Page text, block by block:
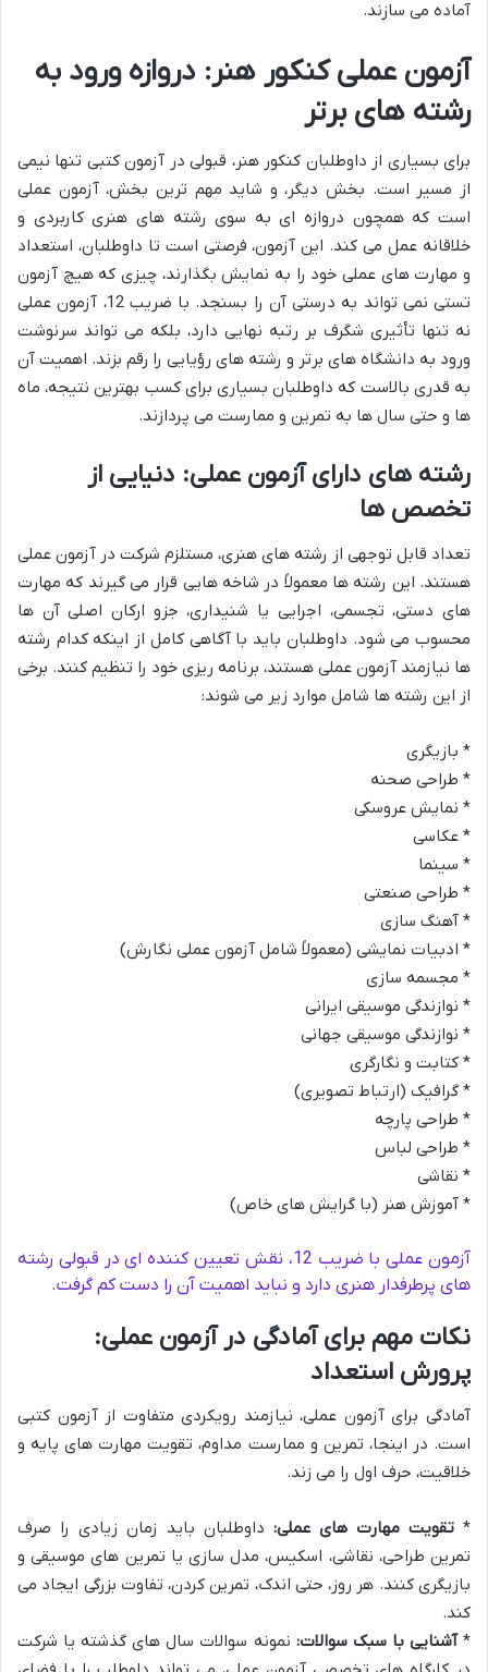
آماده می سازند.
آزمون عملی کنکور هنر: دروازه ورود به
رشته های برتر
برای بسیاری از داوطلبان کنکور هنر، قبولی در آزمون کتبی تنها نیمی
از مسیر است. بخش دیگر، و شاید مهم ترین بخش، آزمون عملی
است که همچون دروازه ای به سوی رشته های هنری کاربردی و
خلاقانه عمل می کند. این آزمون، فرصتی است تا داوطلبان، استعداد
و مهارت های عملی خود را به نمایش بگذارند، چیزی که هیچ آزمون
تستی نمی تواند به درستی آن را بسنجد. با ضریب 12، آزمون عملی
نه تنها تأثیری شگرف بر رتبه نهایی دارد، بلکه می تواند سرنوشت
ورود به دانشگاه های برتر و رشته های رؤیایی را رقم بزند. اهمیت آن
به قدری بالاست که داوطلبان بسیاری برای کسب بهترین نتیجه، ماه
ها و حتی سال ها به تمرین و ممارست می پردازند.
رشته های دارای آزمون عملی: دنیایی از
تخصص ها
تعداد قابل توجهی از رشته های هنری، مستلزم شرکت در آزمون عملی
هستند. این رشته ها معمولاً در شاخه هایی قرار می گیرند که مهارت
های دستی، تجسمی، اجرایی یا شنیداری، جزو ارکان اصلی آن ها
محسوب می شود. داوطلبان باید با آگاهی کامل از اینکه کدام رشته
ها نیازمند آزمون عملی هستند، برنامه ریزی خود را تنظیم کنند. برخی
از این رشته ها شامل موارد زیر می شوند:
* بازیگری
* طراحی صحنه
* نمایش عروسکی
* عکاسی
* سینما
* طراحی صنعتی
* آهنگ سازی
* ادبیات نمایشی (معمولاً شامل آزمون عملی نگارش)
* مجسمه سازی
* نوازندگی موسیقی ایرانی
* نوازندگی موسیقی جهانی
* کتابت و نگارگری
* گرافیک (ارتباط تصویری)
* طراحی پارچه
* طراحی لباس
* نقاشی
* آموزش هنر (با گرایش های خاص)
آزمون عملی با ضریب 12، نقش تعیین کننده ای در قبولی رشته
های پرطرفدار هنری دارد و نباید اهمیت آن را دست کم گرفت.
نکات مهم برای آمادگی در آزمون عملی:
پرورش استعداد
آمادگی برای آزمون عملی، نیازمند رویکردی متفاوت از آزمون کتبی
است. در اینجا، تمرین و ممارست مداوم، تقویت مهارت های پایه و
خلاقیت، حرف اول را می زند.
* تقویت مهارت های عملی: داوطلبان باید زمان زیادی را صرف
تمرین طراحی، نقاشی، اسکیس، مدل سازی یا تمرین های موسیقی و
بازیگری کنند. هر روز، حتی اندک، تمرین کردن، تفاوت بزرگی ایجاد می
کند.
*آشنایی با سبک سوالات: نمونه سوالات سال های گذشته یا شرکت